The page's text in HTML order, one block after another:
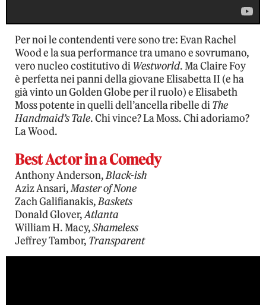
Per noi le contendenti vere sono tre: Evan Rachel
Wood e la sua performance tra umano e sovrumano,
vero nucleo costitutivo di Westworld. Ma Claire Foy
è perfetta nei panni della giovane Elisabetta II (e ha
già vinto un Golden Globe per il ruolo) e Elisabeth
Moss potente in quelli dell’ancella ribelle diThe
Handmaid’s Tale. Chi vince? La Moss. Chi adoriamo?
La Wood.
Best Actor in a Comedy
Anthony Anderson,Black-ish
Aziz Ansari,Master of None
Zach Galifianakis,Baskets
Donald Glover,Atlanta
William H. Macy,Shameless
Jeffrey Tambor, Transparent